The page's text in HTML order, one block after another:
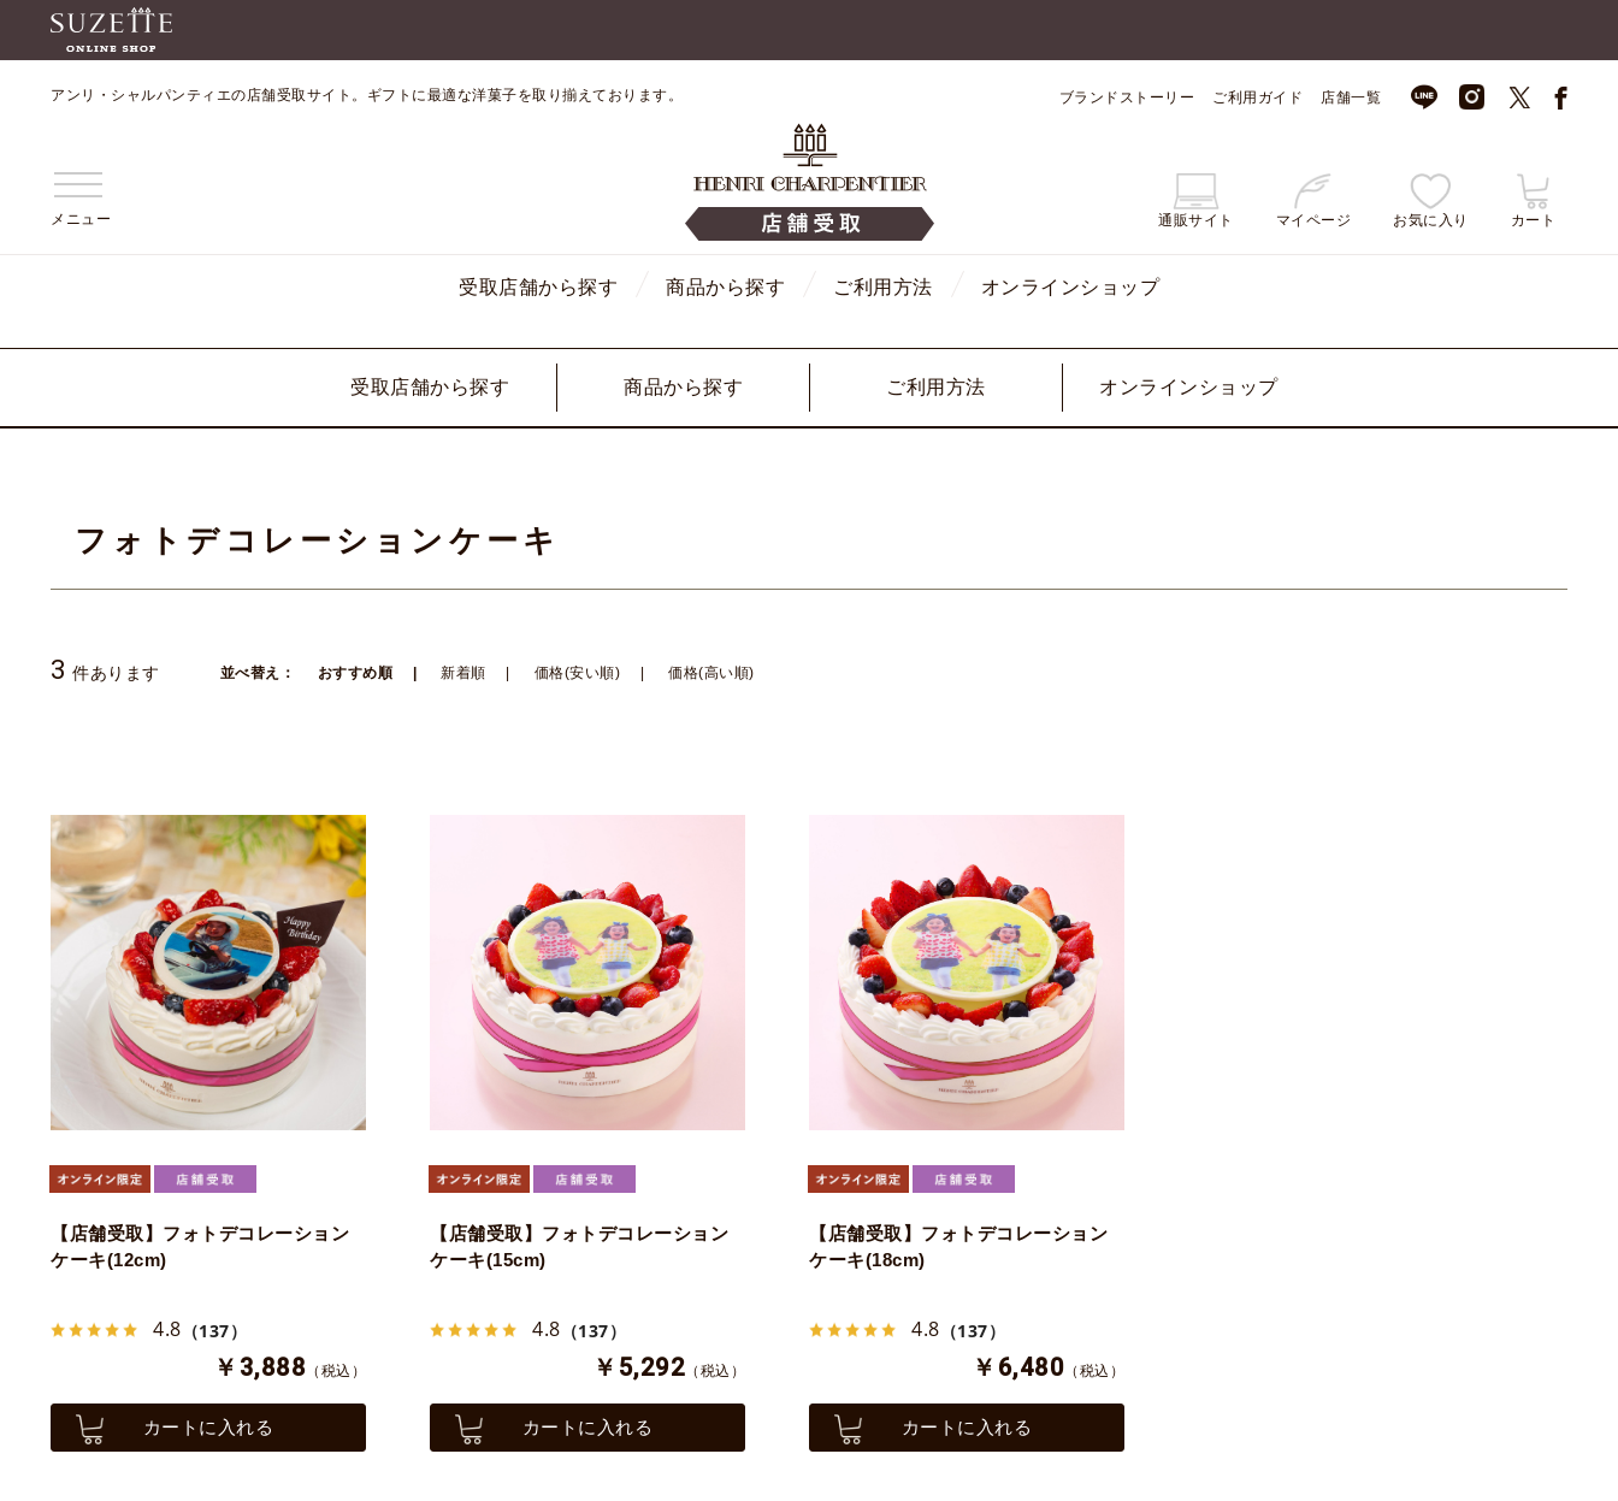
アンリ・シャルパンティエの店舗受取サイト。ギフトに最適な洋菓子を取り揃えております。 ブランドストーリー ご利用ガイド 店舗一覧
メニュー 通販サイト マイページ お気に入り カート
受取店舗から探す 商品から探す ご利用方法 オンラインショップ
受取店舗から探す 商品から探す ご利用方法 オンラインショップ
フォトデコレーションケーキ
3 件あります 並べ替え： おすすめ順 新着順 価格(安い順) 価格(高い順)
【店舗受取】フォトデコレーション
ケーキ(12cm)
4.8 （137）
￥3,888 （税込）
カートに入れる
【店舗受取】フォトデコレーション
ケーキ(15cm)
4.8 （137）
￥5,292 （税込）
カートに入れる
【店舗受取】フォトデコレーション
ケーキ(18cm)
4.8 （137）
￥6,480 （税込）
カートに入れる